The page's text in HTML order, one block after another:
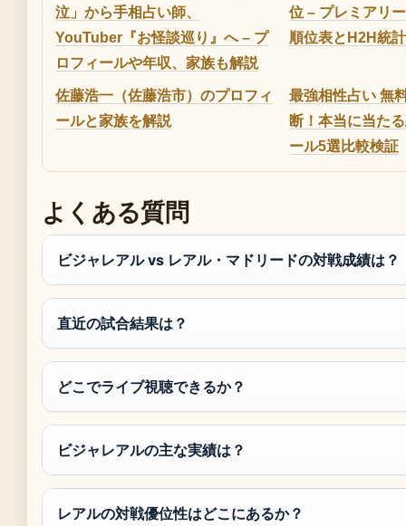
泣」から手相占い師、
YouTuber『お怪談巡り』へ – プ
ロフィールや年収、家族も解説
位 – プレミアリ
順位表とH2H統計
佐藤浩一（佐藤浩市）のプロフィ
ールと家族を解説
最強相性占い 無
断！本当に当た
ール5選比較検証
よくある質問
ビジャレアル vs レアル・マドリードの対戦成績は？
直近の試合結果は？
どこでライブ視聴できるか？
ビジャレアルの主な実績は？
レアルの対戦優位性はどこにあるか？